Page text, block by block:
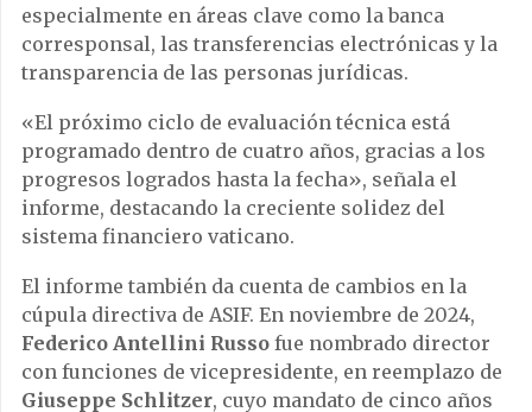
especialmente en áreas clave como la banca
corresponsal, las transferencias electrónicas y la
transparencia de las personas jurídicas.
«El próximo ciclo de evaluación técnica está
programado dentro de cuatro años, gracias a los
progresos logrados hasta la fecha», señala el
informe, destacando la creciente solidez del
sistema financiero vaticano.
El informe también da cuenta de cambios en la
cúpula directiva de ASIF. En noviembre de 2024,
Federico Antellini Russo fue nombrado director
con funciones de vicepresidente, en reemplazo de
Giuseppe Schlitzer, cuyo mandato de cinco años